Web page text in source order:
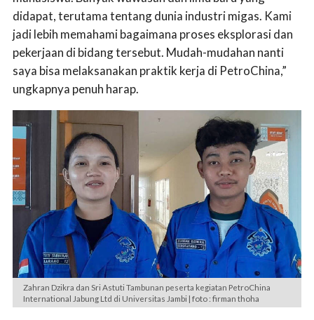
didapat, terutama tentang dunia industri migas. Kami
jadi lebih memahami bagaimana proses eksplorasi dan
pekerjaan di bidang tersebut. Mudah-mudahan nanti
saya bisa melaksanakan praktik kerja di PetroChina,”
ungkapnya penuh harap.
Zahran Dzikra dan Sri Astuti Tambunan peserta kegiatan PetroChina
International Jabung Ltd di Universitas Jambi | foto : firman thoha